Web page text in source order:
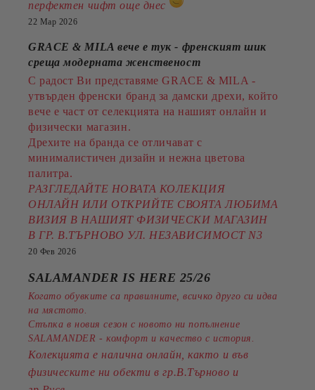
перфектен чифт още днес
22 Мар 2026
GRACE & MILA вече е тук - френският шик
среща модерната женственост
С радост Ви представяме GRACE & MILA -
утвърден френски бранд за дамски дрехи, който
вече е част от селекцията на нашият онлайн и
физически магазин.
Дрехите на бранда се отличават с
минималистичен дизайн и нежна цветова
палитра.
РАЗГЛЕДАЙТЕ НОВАТА КОЛЕКЦИЯ
ОНЛАЙН ИЛИ ОТКРИЙТЕ СВОЯТА ЛЮБИМА
ВИЗИЯ В НАШИЯТ ФИЗИЧЕСКИ МАГАЗИН
В ГР. В.ТЪРНОВО УЛ. НЕЗАВИСИМОСТ N3
20 Фев 2026
SALAMANDER IS HERE 25/26
Когато обувките са правилните, всичко друго си идва
на мястото.
Стъпка в новия сезон с новото ни попълнение
SALAMANDER - комфорт и качество с история.
Колекцията е налична онлайн, както и във
физическите ни обекти в гр.В.Търново и